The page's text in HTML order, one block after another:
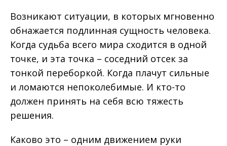
Возникают ситуации, в которых мгновенно
обнажается подлинная сущность человека.
Когда судьба всего мира сходится в одной
точке, и эта точка – соседний отсек за
тонкой переборкой. Когда плачут сильные
и ломаются непоколебимые. И кто-то
должен принять на себя всю тяжесть
решения.
Каково это – одним движением руки